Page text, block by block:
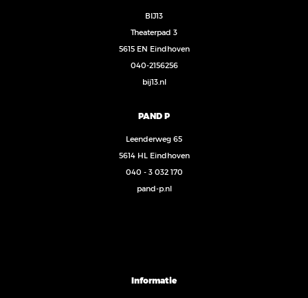
BIJ13
Theaterpad 3
5615 EN Eindhoven
040-2156256
bij13.nl
PAND P
Leenderweg 65
5614 HL Eindhoven
040 - 3 032 170
pand-p.nl
Informatie